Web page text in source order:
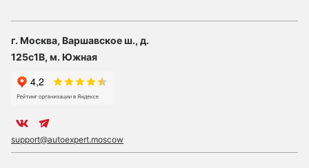
г. Москва, Варшавское ш., д.
125с1В, м. Южная
support@autoexpert.moscow